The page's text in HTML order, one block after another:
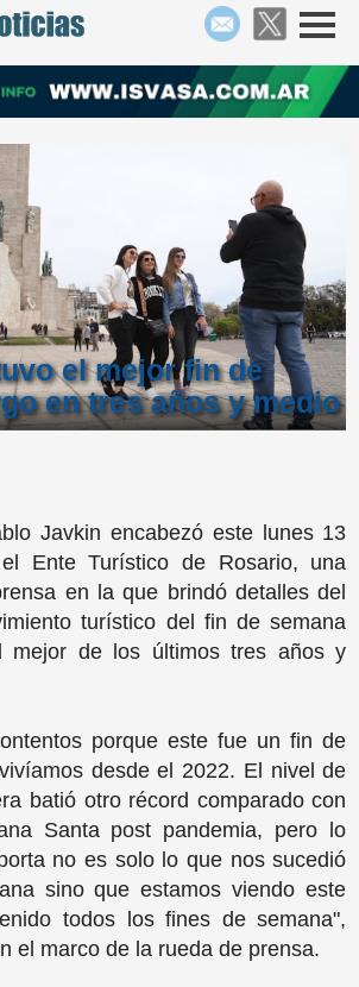
el mejor fin de
en tres años y medio
Javkin encabezó este lunes 13
Ente Turístico de Rosario, una
en la que brindó detalles del
turístico del fin de semana
mejor de los últimos tres años y
porque este fue un fin de
desde el 2022. El nivel de
batió otro récord comparado con
Santa post pandemia, pero lo
no es solo lo que nos sucedió
sino que estamos viendo este
todos los fines de semana",
el marco de la rueda de prensa.